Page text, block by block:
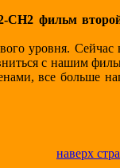
CH2 фильм
уровня. Сейчас
с нашим
все больше
наверх